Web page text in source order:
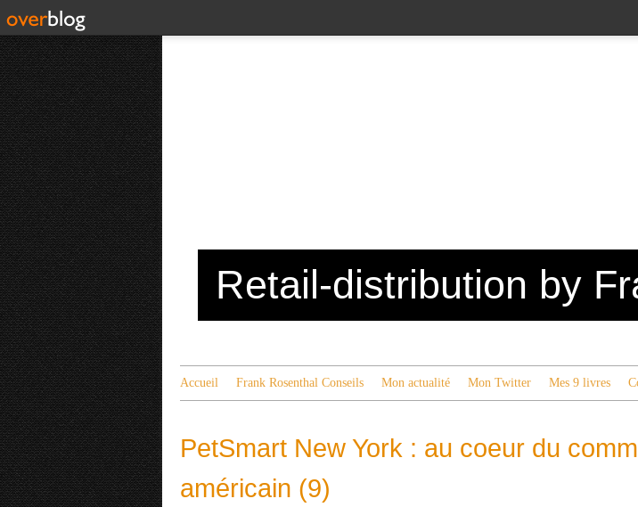
Retail-distribution by
Accueil Frank Rosenthal Conseils Mon actualité Mon Twitter Mes 9 livres
PetSmart New York : au coeur du
américain (9)